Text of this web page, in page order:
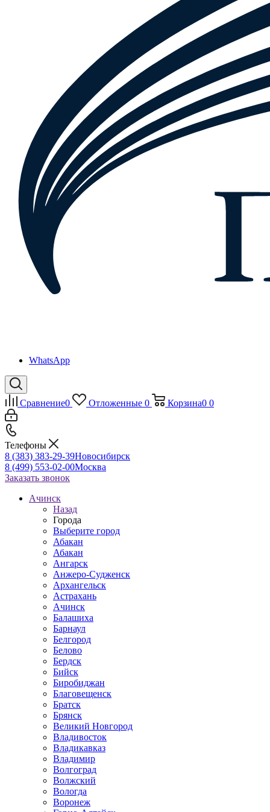
WhatsApp
Сравнение0 Отложенные 0 Корзина0 0
Телефоны
8 (383) 383-29-39Новосибирск
8 (499) 553-02-00Москва
Заказать звонок
Ачинск
Назад
Города
Выберите город
Абакан
Абакан
Ангарск
Анжеро-Судженск
Архангельск
Астрахань
Ачинск
Балашиха
Барнаул
Белгород
Белово
Бердск
Бийск
Биробиджан
Благовещенск
Братск
Брянск
Великий Новгород
Владивосток
Владикавказ
Владимир
Волгоград
Волжский
Вологда
Воронеж